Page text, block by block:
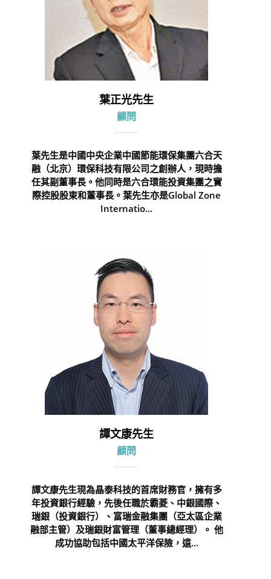
葉正光先生
顧問
葉先生是中國中央企業中國節能環保集團六合天
融（北京）環保科技有限公司之創辦人，現時擔
任其副董事長。他同時是六合環能投資集團之實
際控股股東和董事長。葉先生亦是Global Zone
Internatio...
譚文康先生
顧問
譚文康先生現為晶泰科技的首席財務官，擁有多
年投資銀行經驗，先後任職於霸菱、中銀國際、
瑞銀（投資銀行）、富瑞金融集團（亞太區企業
融部主管）及瑞銀財富管理（董事總經理）。 他
成功協助包括中國太平洋保險，遠...